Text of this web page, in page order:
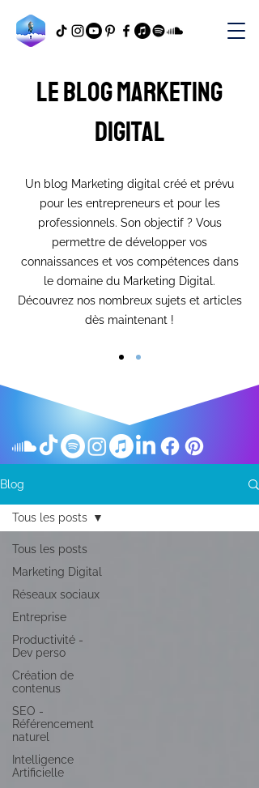
Le blog marketing
digital
Un blog Marketing digital créé et prévu
pour les entrepreneurs et pour les
professionnels. Son objectif ? Vous
permettre de développer vos
connaissances et vos compétences dans
le domaine du Marketing Digital.
Découvrez nos nombreux sujets et articles
dès maintenant !
Blog
Tous les posts
Marketing Digital
Réseaux sociaux
Entreprise
Productivité -
Dev perso
Création de
contenus
SEO -
Référencement
naturel
Intelligence
Artificielle
Tous les posts